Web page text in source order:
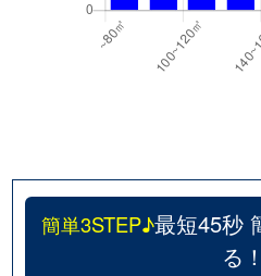
簡単3STEP♪最短45秒
る！